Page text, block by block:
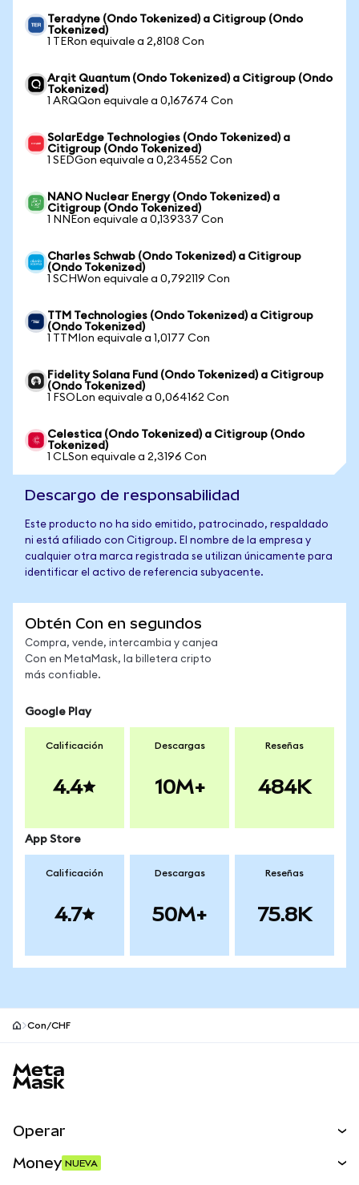
Teradyne (Ondo Tokenized) a Citigroup (Ondo
Tokenized)
1 TERon equivale a 2,8108 Con
Arqit Quantum (Ondo Tokenized) a Citigroup (Ondo
Tokenized)
1 ARQQon equivale a 0,167674 Con
SolarEdge Technologies (Ondo Tokenized) a
Citigroup (Ondo Tokenized)
1 SEDGon equivale a 0,234552 Con
NANO Nuclear Energy (Ondo Tokenized) a
Citigroup (Ondo Tokenized)
1 NNEon equivale a 0,139337 Con
Charles Schwab (Ondo Tokenized) a Citigroup
(Ondo Tokenized)
1 SCHWon equivale a 0,792119 Con
TTM Technologies (Ondo Tokenized) a Citigroup
(Ondo Tokenized)
1 TTMIon equivale a 1,0177 Con
Fidelity Solana Fund (Ondo Tokenized) a Citigroup
(Ondo Tokenized)
1 FSOLon equivale a 0,064162 Con
Celestica (Ondo Tokenized) a Citigroup (Ondo
Tokenized)
1 CLSon equivale a 2,3196 Con
Descargo de responsabilidad
Este producto no ha sido emitido, patrocinado, respaldado
ni está afiliado con Citigroup. El nombre de la empresa y
cualquier otra marca registrada se utilizan únicamente para
identificar el activo de referencia subyacente.
Obtén Con en segundos
Compra, vende, intercambia y canjea
Con en MetaMask, la billetera cripto
más confiable.
Google Play
Calificación
4.4
Descargas
10M+
Reseñas
484K
App Store
Calificación
4.7
Descargas
50M+
Reseñas
75.8K
Con/CHF
Operar
Money NUEVA